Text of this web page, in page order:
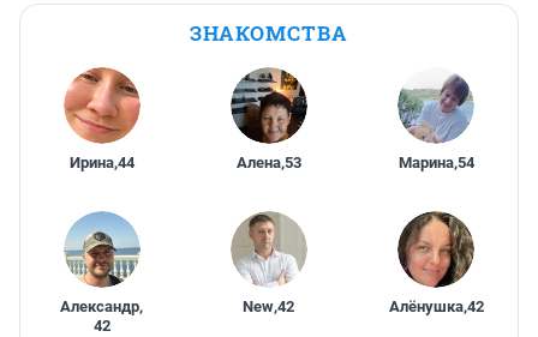
ЗНАКОМСТВА
Ирина,44 Алена,53 Марина,54
Александр,
42
New,42 Алёнушка,42